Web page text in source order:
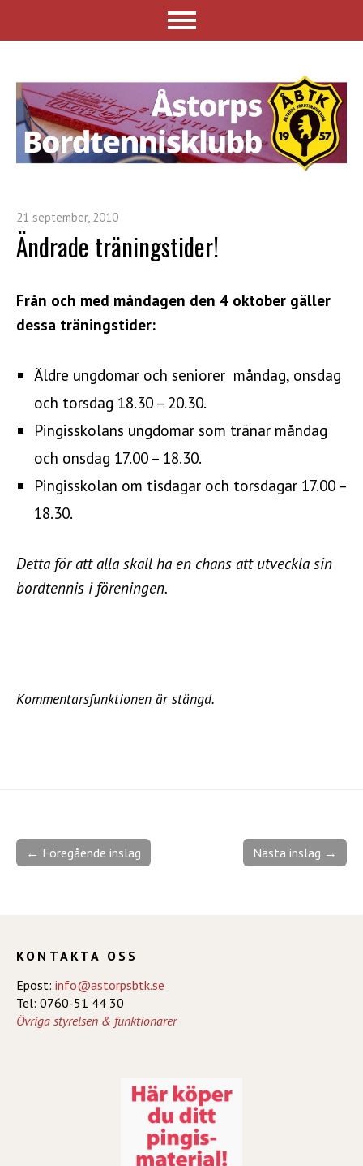
21 september, 2010
Ändrade träningstider!
Från och med måndagen den 4 oktober gäller
dessa träningstider:
Äldre ungdomar och seniorer måndag, onsdag
och torsdag 18.30 – 20.30.
Pingisskolans ungdomar som tränar måndag
och onsdag 17.00 – 18.30.
Pingisskolan om tisdagar och torsdagar 17.00 –
18.30.
Detta för att alla skall ha en chans att utveckla sin
bordtennis i föreningen.
Kommentarsfunktionen är stängd.
Nästa inslag →
← Föregående inslag
KONTAKTA OSS
Epost: info@astorpsbtk.se
Tel: 0760-51 44 30
Övriga styrelsen & funktionärer